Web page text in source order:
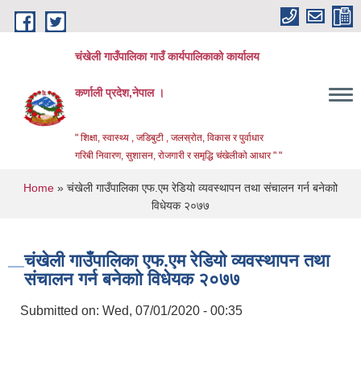
Skip to main content
चंखेली गाउँपालिका गाउँ कार्यपालिकाको कार्यालय
कर्णाली प्रदेश,नेपाल ।
" शिक्षा, स्वास्थ्य , जडिबुटी , जलस्रोत, विकास र पुर्वाधार
गरिबी निवारण, सुशासन, रोजगारी र समृद्धि चंखेलीको आधार " "
You are here
Home » चंखेली गाउँपालिका एफ.एम रेडियाे व्यवस्थापन तथा संचालन गर्न बनेकाो
विधेयक २०७७
चंखेली गाउँपालिका एफ.एम रेडियाे व्यवस्थापन तथा
संचालन गर्न बनेकाो विधेयक २०७७
Submitted on: Wed, 07/01/2020 - 00:35